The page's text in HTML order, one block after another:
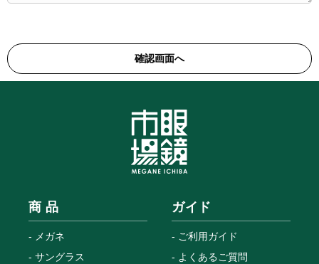
商 品
メガネ
サングラス
ガイド
ご利用ガイド
よくあるご質問